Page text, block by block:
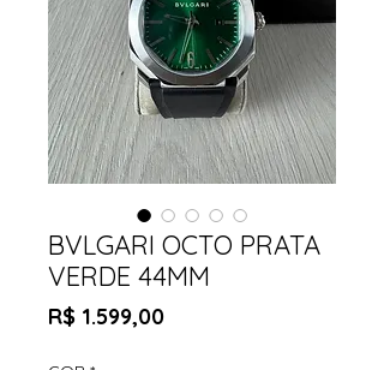
BVLGARI OCTO PRATA
VERDE 44MM
R$ 1.599,00Preço